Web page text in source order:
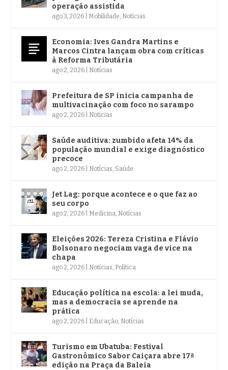
operação assistida
ago 3, 2026 Mobilidade Notícias
Economia: Ives Gandra Martins e
Marcos Cintra lançam obra com críticas
à Reforma Tributária
ago 2, 2026 Notícias
Prefeitura de SP inicia campanha de
multivacinação com foco no sarampo
ago 2, 2026 Notícias
Saúde auditiva: zumbido afeta 14% da
população mundial e exige diagnóstico
precoce
ago 2, 2026 Notícias Saúde
Jet Lag: porque acontece e o que faz ao
seu corpo
ago 2, 2026 Medicina Notícias
Eleições 2026: Tereza Cristina e Flávio
Bolsonaro negociam vaga de vice na
chapa
ago 2, 2026 Notícias Política
Educação política na escola: a lei muda,
mas a democracia se aprende na
prática
ago 2, 2026 Educação Notícias
Turismo em Ubatuba: Festival
Gastronômico Sabor Caiçara abre 17ª
edição na Praça da Baleia